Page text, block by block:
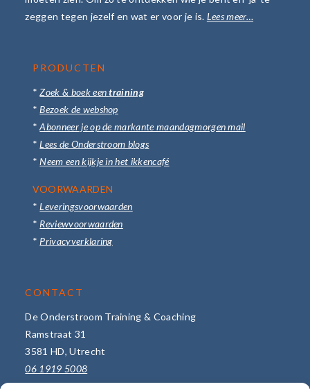
zeggen tegen jezelf en wat er voor je is. Lees meer…
PRODUCTEN
*Zoek & boek eentraining
*Bezoek de webshop
*Abonneer je op de markante maandagmorgen mail
*Lees de Onderstroom blogs
*Neem een kijkje in het ikkencafé
VOORWAARDEN
*Leveringsvoorwaarden
* Reviewvoorwaarden
* Privacyverklaring
CONTACT
De Onderstroom Training & Coaching
Ramstraat 31
3581 HD, Utrecht
06 1919 5008
info@de-onderstroom.nl